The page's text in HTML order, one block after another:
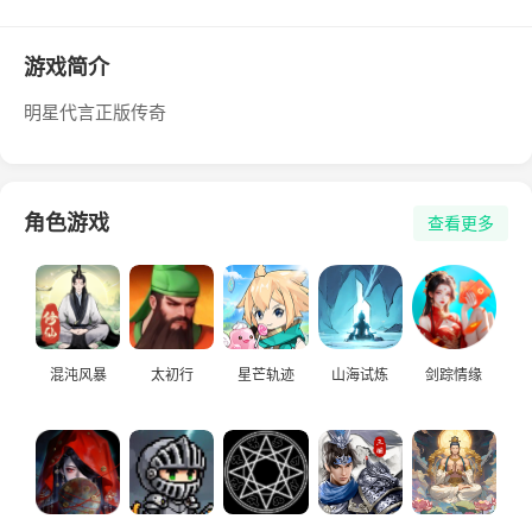
游戏简介
明星代言正版传奇
角色游戏 查看更多
混沌风暴 太初行 星芒轨迹 山海试炼 剑踪情缘